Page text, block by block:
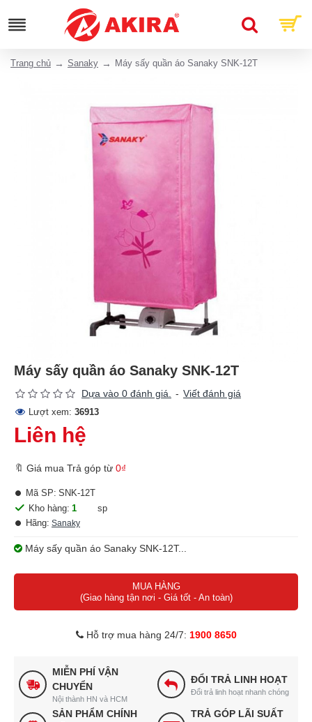
Trang chủ Sanaky Máy sấy quần áo Sanaky SNK-12T
Máy sấy quần áo Sanaky SNK-12T
Dựa vào 0 đánh giá. - Viết đánh giá
Lượt xem: 36913
Liên hệ
🔖 Giá mua Trả góp từ 0₫
Kho hàng: 1
sp
Hãng: Sanaky
Mã SP: SNK-12T
Máy sấy quần áo Sanaky SNK-12T...
MUA HÀNG
(Giao hàng tận nơi - Giá tốt - An toàn)
Hỗ trợ mua hàng 24/7: 1900 8650
MIỄN PHÍ VẬN
CHUYỂN
Nội thành HN và HCM
ĐỔI TRẢ LINH HOẠT
Đổi trả linh hoạt nhanh chóng
SẢN PHẨM CHÍNH
TRẢ GÓP LÃI SUẤT